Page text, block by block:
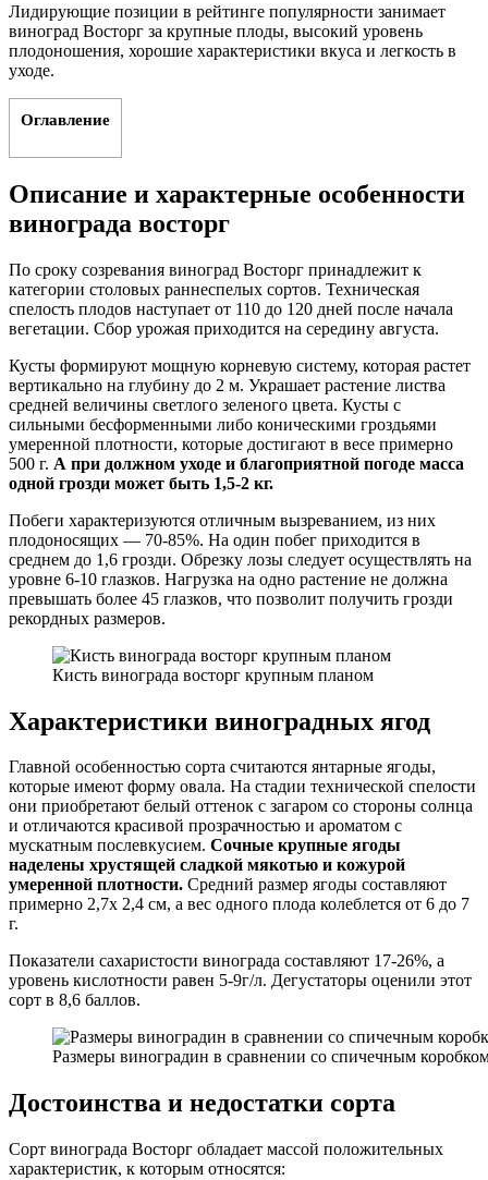
Лидирующие позиции в рейтинге популярности занимает
виноград Восторг за крупные плоды, высокий уровень
плодоношения, хорошие характеристики вкуса и легкость в
уходе.
Оглавление
Описание и характерные особенности
винограда восторг
По сроку созревания виноград Восторг принадлежит к
категории столовых раннеспелых сортов. Техническая
спелость плодов наступает от 110 до 120 дней после начала
вегетации. Сбор урожая приходится на середину августа.
Кусты формируют мощную корневую систему, которая растет
вертикально на глубину до 2 м. Украшает растение листва
средней величины светлого зеленого цвета. Кусты с
сильными бесформенными либо коническими гроздьями
умеренной плотности, которые достигают в весе примерно
500 г. А при должном уходе и благоприятной погоде масса
одной грозди может быть 1,5-2 кг.
Побеги характеризуются отличным вызреванием, из них
плодоносящих — 70-85%. На один побег приходится в
среднем до 1,6 грозди. Обрезку лозы следует осуществлять на
уровне 6-10 глазков. Нагрузка на одно растение не должна
превышать более 45 глазков, что позволит получить грозди
рекордных размеров.
Кисть винограда восторг крупным планом
Характеристики виноградных ягод
Главной особенностью сорта считаются янтарные ягоды,
которые имеют форму овала. На стадии технической спелости
они приобретают белый оттенок с загаром со стороны солнца
и отличаются красивой прозрачностью и ароматом с
мускатным послевкусием. Сочные крупные ягоды
наделены хрустящей сладкой мякотью и кожурой
умеренной плотности. Средний размер ягоды составляют
примерно 2,7х 2,4 см, а вес одного плода колеблется от 6 до 7
г.
Показатели сахаристости винограда составляют 17-26%, а
уровень кислотности равен 5-9г/л. Дегустаторы оценили этот
сорт в 8,6 баллов.
Размеры виноградин в сравнении со спичечным
Достоинства и недостатки сорта
Сорт винограда Восторг обладает массой положительных
характеристик, к которым относятся: